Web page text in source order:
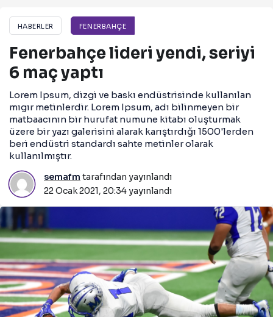
HABERLER FENERBAHÇE
Fenerbahçe lideri yendi, seriyi
6 maç yaptı
Lorem Ipsum, dizgi ve baskı endüstrisinde kullanılan
mıgır metinlerdir. Lorem Ipsum, adı bilinmeyen bir
matbaacının bir hurufat numune kitabı oluşturmak
üzere bir yazı galerisini alarak karıştırdığı 1500'lerden
beri endüstri standardı sahte metinler olarak
kullanılmıştır.
semafm tarafından yayınlandı
22 Ocak 2021, 20:34yayınlandı